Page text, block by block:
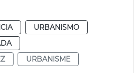
URBANISMO
URBANISME